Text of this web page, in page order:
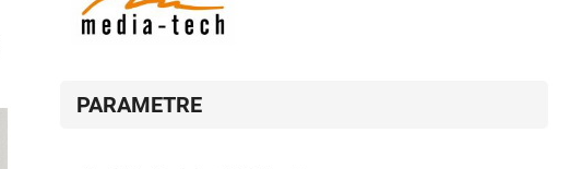
PARAMETRE